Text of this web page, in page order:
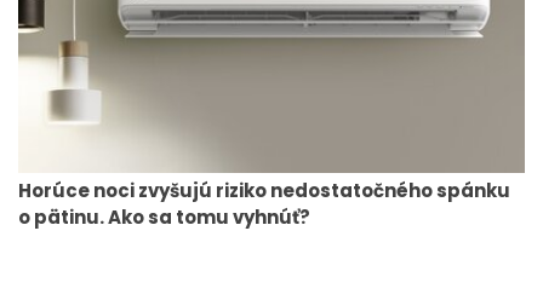
Horúce noci zvyšujú riziko nedostatočného spánku
o pätinu. Ako sa tomu vyhnúť?